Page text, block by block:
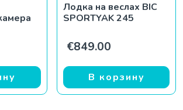
Лодка на веслах BIC
SPORTYAK 245
€849.00
В корзину